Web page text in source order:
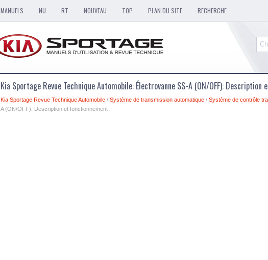
MANUELS NU RT NOUVEAU TOP PLAN DU SITE RECHERCHE
Kia Sportage Revue Technique Automobile: Électrovanne SS-A (ON/OFF):
Kia Sportage Revue Technique Automobile / Système de transmission automatique / Système de contrôle
A (ON/OFF): Description et fonctionnement